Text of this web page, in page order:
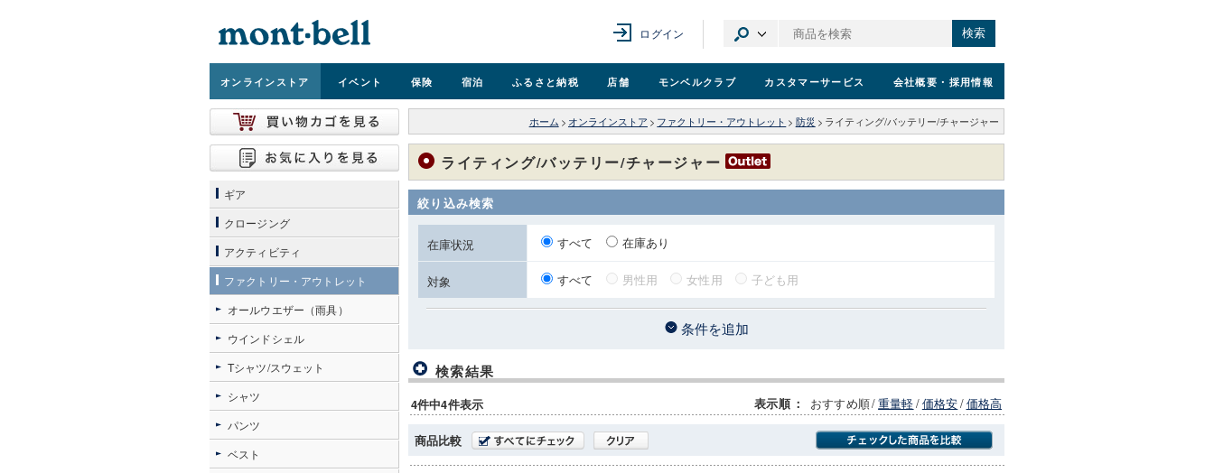
ログイン 検索
オンラインストア イベント 保険 宿泊 ふるさと納税 店舗 モンベルクラブ カスタマーサービス 会社概要 ・採用情報
ホーム > オンラインストア > ファクトリー・アウトレット > 防災 > ライティング/バッテリー/チャージャー
ライティング/バッテリー/チャージャー
絞り込み検索
在庫状況 すべて 在庫あり
対象 すべて 男性用 女性用 子ども用
条件を追加
検索結果
4件中4件表示 表示順 ： おすすめ順/重量軽/価格安/価格高
商品比較
ギア
クロージング
アクティビティ
ファクトリー・アウトレット
オールウエザー（雨具）
ウインドシェル
Tシャツ/スウェット
シャツ
パンツ
ベスト